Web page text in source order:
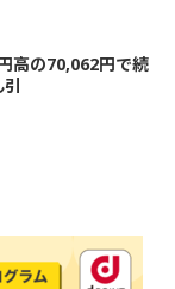
高の70,062円で続